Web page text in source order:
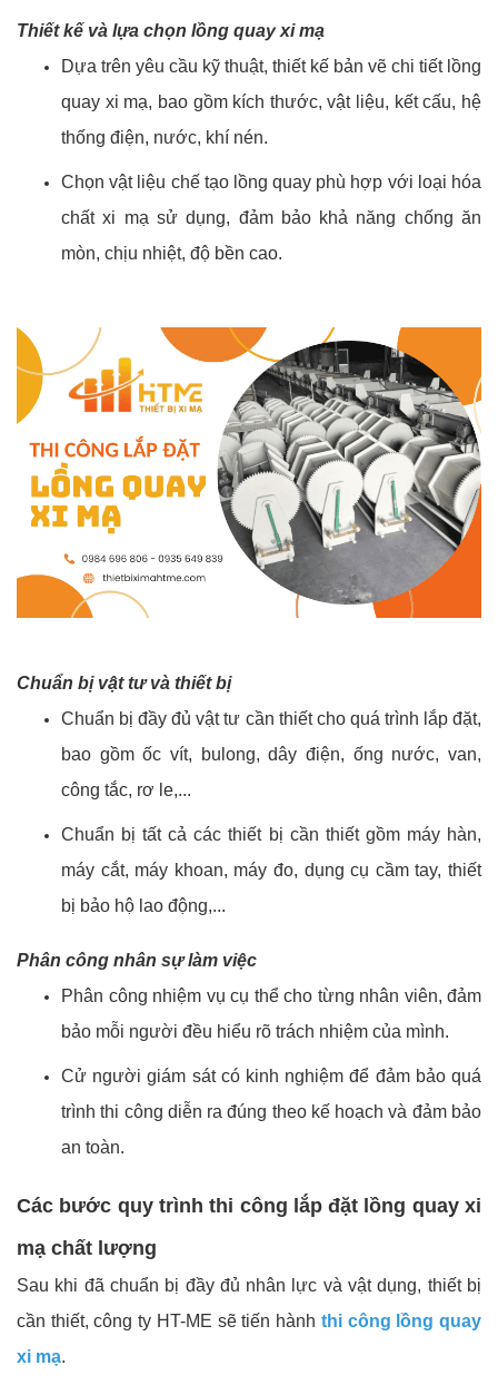
Thiết kế và lựa chọn lồng quay xi mạ
Dựa trên yêu cầu kỹ thuật, thiết kế bản vẽ chi tiết lồng
quay xi mạ, bao gồm kích thước, vật liệu, kết cấu, hệ
thống điện, nước, khí nén.
Chọn vật liệu chế tạo lồng quay phù hợp với loại hóa
chất xi mạ sử dụng, đảm bảo khả năng chống ăn
mòn, chịu nhiệt, độ bền cao.
Chuẩn bị vật tư và thiết bị
Chuẩn bị đầy đủ vật tư cần thiết cho quá trình lắp đặt,
bao gồm ốc vít, bulong, dây điện, ống nước, van,
công tắc, rơ le,...
Chuẩn bị tất cả các thiết bị cần thiết gồm máy hàn,
máy cắt, máy khoan, máy đo, dụng cụ cầm tay, thiết
bị bảo hộ lao động,...
Phân công nhân sự làm việc
Phân công nhiệm vụ cụ thể cho từng nhân viên, đảm
bảo mỗi người đều hiểu rõ trách nhiệm của mình.
Cử người giám sát có kinh nghiệm để đảm bảo quá
trình thi công diễn ra đúng theo kế hoạch và đảm bảo
an toàn.
Các bước quy trình thi công lắp đặt lồng quay xi
mạ chất lượng
Sau khi đã chuẩn bị đầy đủ nhân lực và vật dụng, thiết bị
cần thiết, công ty HT-ME sẽ tiến hành thi công lồng quay
xi mạ.